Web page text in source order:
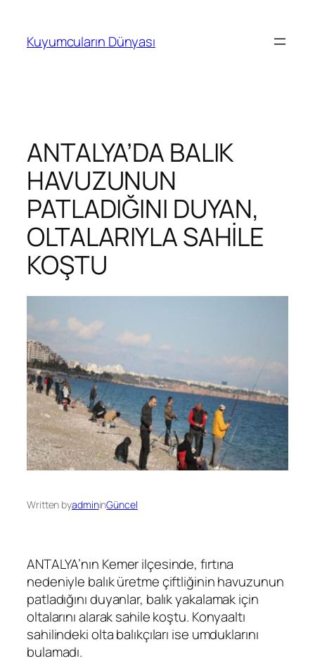
Kuyumcuların Dünyası
ANTALYA’DA BALIK
HAVUZUNUN
PATLADIĞINI DUYAN,
OLTALARIYLA SAHİLE
KOŞTU
Written byadmininGüncel
ANTALYA’nın Kemer ilçesinde, fırtına
nedeniyle balık üretme çiftliğinin havuzunun
patladığını duyanlar, balık yakalamak için
oltalarını alarak sahile koştu. Konyaaltı
sahilindeki olta balıkçıları ise umduklarını
bulamadı.